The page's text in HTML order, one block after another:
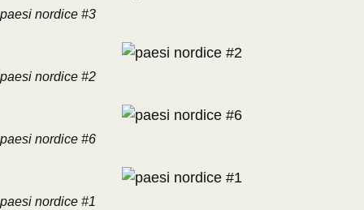
paesi nordice #3
paesi nordice #2
paesi nordice #6
paesi nordice #1